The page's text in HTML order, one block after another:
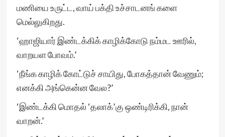
மணியை உருட்ட, வாய் பக்தி உச்சாடனங் களை
மெல்லுகிறது.
‘ஹாஜியார் இண்டக்கிக் காழிக்கோடு நம்மட ஊரில்,
வாறயள போவம்.’
‘நீங்க காழிக் கோட்டுச் சாயிது, போகத்தான் வேணும்;
எனக்கி அங்கென்ன வேல?’
‘இண்டக்கி மொதல் ‘தலாக்’கு ஒண்டிரிக்கி, நான்
வாறன்.’